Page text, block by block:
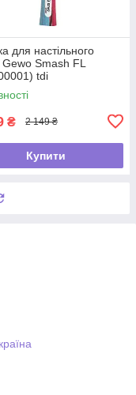
для настільного
Gewo Smash FL
tdi
₴ 2 149 ₴
Купити